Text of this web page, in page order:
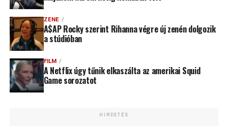
ZENE
A$AP Rocky szerint Rihanna végre új zenén dolgozik
a stúdióban
FILM
A Netflix úgy tűnik elkaszálta az amerikai Squid
Game sorozatot
HIRDETÉS